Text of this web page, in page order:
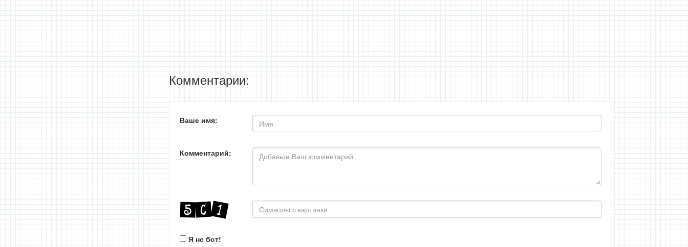
Комментарии:
Ваше имя:
Комментарий:
Я не бот!